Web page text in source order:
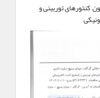
کنتورهای توربینی و